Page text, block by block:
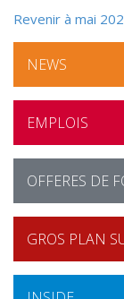
Revenir à mai
Les
chanfreineuses
(p.
ex.
TKA
700
TKA
1500
Trumpf)
permettent
NEWS
EMPLOIS
OFFERES DE
GROS PLAN